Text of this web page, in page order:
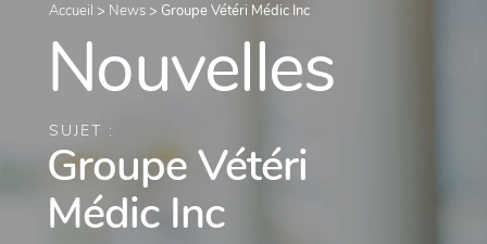
Accueil > News > Groupe Vétéri Médic Inc
Nouvelles
SUJET :
Groupe Vétéri
Médic Inc